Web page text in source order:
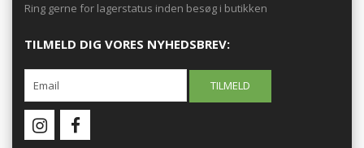
Ring gerne for lagerstatus inden besøg i butikken
TILMELD DIG VORES NYHEDSBREV: